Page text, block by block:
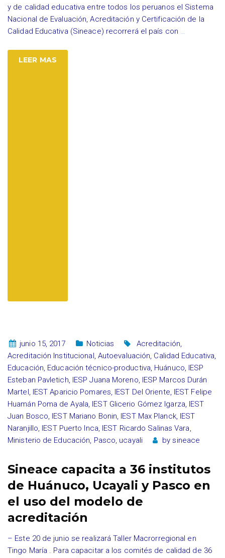
y de calidad educativa entre todos los peruanos el Sistema
Nacional de Evaluación, Acreditación y Certificación de la
Calidad Educativa (Sineace) recorrerá el país con …
LEER MAS
junio 15, 2017 Noticias Acreditación,
Acreditación Institucional, Autoevaluación, Calidad Educativa,
Educación, Educación técnico-productiva, Huánuco, IESP
Esteban Pavletich, IESP Juana Moreno, IESP Marcos Durán
Martel, IEST Aparicio Pomares, IEST Del Oriente, IEST Felipe
Huamán Poma de Ayala, IEST Glicerio Gómez Igarza, IEST
Juan Bosco, IEST Mariano Bonin, IEST Max Planck, IEST
Naranjillo, IEST Puerto Inca, IEST Ricardo Salinas Vara,
Ministerio de Educación, Pasco, ucayali bysineace
Sineace capacita a 36 institutos
de Huánuco, Ucayali y Pasco en
el uso del modelo de
acreditación
– Este 20 de junio se realizará Taller Macrorregional en
Tingo María . Para capacitar a los comités de calidad de 36